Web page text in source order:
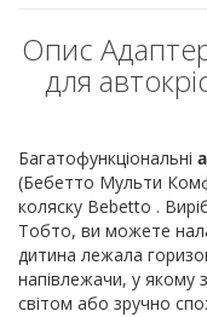
Опис
для
Багатофункціональні
(Бебетто Мульти
коляску Bebetto .
Тобто, ви можете
дитина лежала
напівлежачи, у якому
світом або зручно